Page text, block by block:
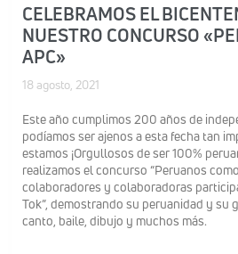
CELEBRAMOS EL
NUESTRO CONCURSO
APC»
18 agosto, 2021
Este año cumplimos 200 años de
podíamos ser ajenos a esta fecha tan
estamos ¡Orgullosos de ser 100%
realizamos el concurso “Peruanos
colaboradores y colaboradoras
Tok”, demostrando su peruanidad y su
canto, baile, dibujo y muchos más.